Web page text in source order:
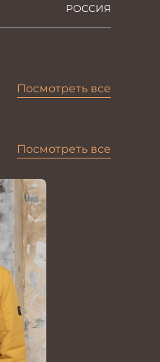
РОССИЯ
Посмотреть все
Посмотреть все